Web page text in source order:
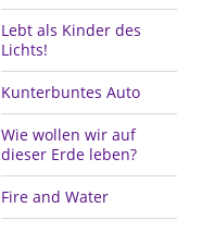
Lebt als Kinder des
Lichts!
Kunterbuntes Auto
Wie wollen wir auf
dieser Erde leben?
Fire and Water